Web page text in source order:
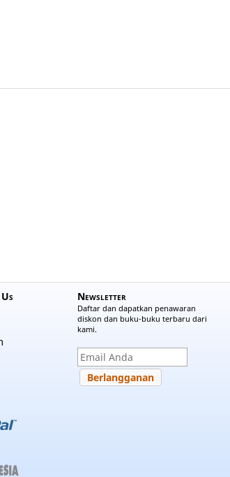
Newsletter
Daftar dan dapatkan penawaran
diskon dan buku-buku terbaru dari
kami.
Berlangganan